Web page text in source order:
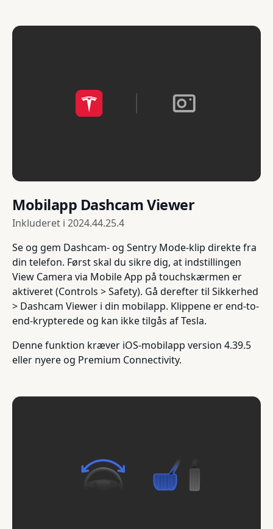
Mobilapp Dashcam Viewer
Inkluderet i 2024.44.25.4
Se og gem Dashcam- og Sentry Mode-klip direkte fra
din telefon. Først skal du sikre dig, at indstillingen
View Camera via Mobile App på touchskærmen er
aktiveret (Controls > Safety). Gå derefter til Sikkerhed
> Dashcam Viewer i din mobilapp. Klippene er end-to-
end-krypterede og kan ikke tilgås af Tesla.
Denne funktion kræver iOS-mobilapp version 4.39.5
eller nyere og Premium Connectivity.